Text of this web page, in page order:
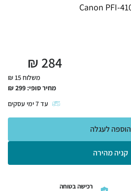
284
₪
משלוח 15 ₪
מחיר סופי: 299
₪
עד7ימי עסקים
קניה מהירה
הוספה לעגלה
רכישה בטוחה